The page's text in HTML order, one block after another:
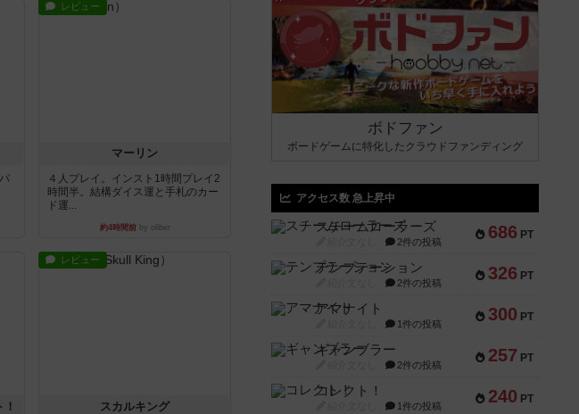
レビュー
マーリン
４人プレイ。インスト1時間プレイ2
時間半。結構ダイス運と手札のカー
ド運...
約4時間前by oliber
レビュー
スカルキング
ボドファン
ボードゲームに特化したクラウドファンディング
アクセス数 急上昇中
686 PT
スチームローラーズ
2件の投稿
326 PT
テンプテーション
2件の投稿
300 PT
アマナイト
1件の投稿
257 PT
ギャンブラー
2件の投稿
240 PT
コレクト！
1件の投稿